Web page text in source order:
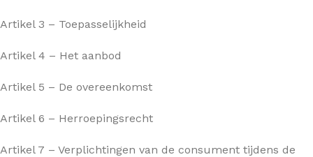
Artikel 3 – Toepasselijkheid
Artikel 4 – Het aanbod
Artikel 5 – De overeenkomst
Artikel 6 – Herroepingsrecht
Artikel 7 – Verplichtingen van de consument tijdens de